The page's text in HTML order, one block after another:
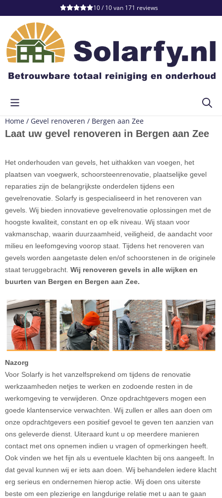
Cookievoorkeuren zijn momenteel gesloten.
10 / 10van 171 reviews
Home / Gevel renoveren / Bergen aan Zee
Laat uw gevel renoveren in Bergen aan Zee
Het onderhouden van gevels, het uithakken van voegen, het
plaatsen van voegwerk, schoorsteenrenovatie, plaatselijke gevel
reparaties zijn de belangrijkste onderdelen tijdens een
gevelrenovatie. Solarfy is gespecialiseerd in het renoveren van
gevels. Wij bieden innovatieve gevelrenovatie oplossingen met de
hoogste kwaliteit, constant en op elk niveau. Wij staan voor
vakmanschap, waarin duurzaamheid, veiligheid, de aandacht voor
milieu en leefomgeving voorop staat. Tijdens het renoveren van
gevels worden aangetaste delen en/of schoorstenen in de originele
staat teruggebracht. Wij renoveren gevels in alle wijken en
buurten van Bergen en Bergen aan Zee.
Nazorg
Voor Solarfy is het vanzelfsprekend om tijdens de renovatie
werkzaamheden netjes te werken en zodoende resten in de
werkomgeving te verwijderen. Onze opdrachtgevers mogen een
goede klantenservice verwachten. Wij zullen er alles aan doen om
onze opdrachtgevers een positief gevoel te geven ten aanzien van
ons geleverde dienst. Uiteraard kunt u op meerdere manieren
contact met ons opnemen indien u vragen of opmerkingen heeft.
Ook vinden we het fijn als u eventuele klachten bij ons aangeeft. In
dat geval kunnen wij er iets aan doen. Wij behandelen iedere klacht
erg serieus en ondernemen hierop actie. Wij doen ons uiterste
beste om een plezierige en langdurige relatie met u aan te gaan